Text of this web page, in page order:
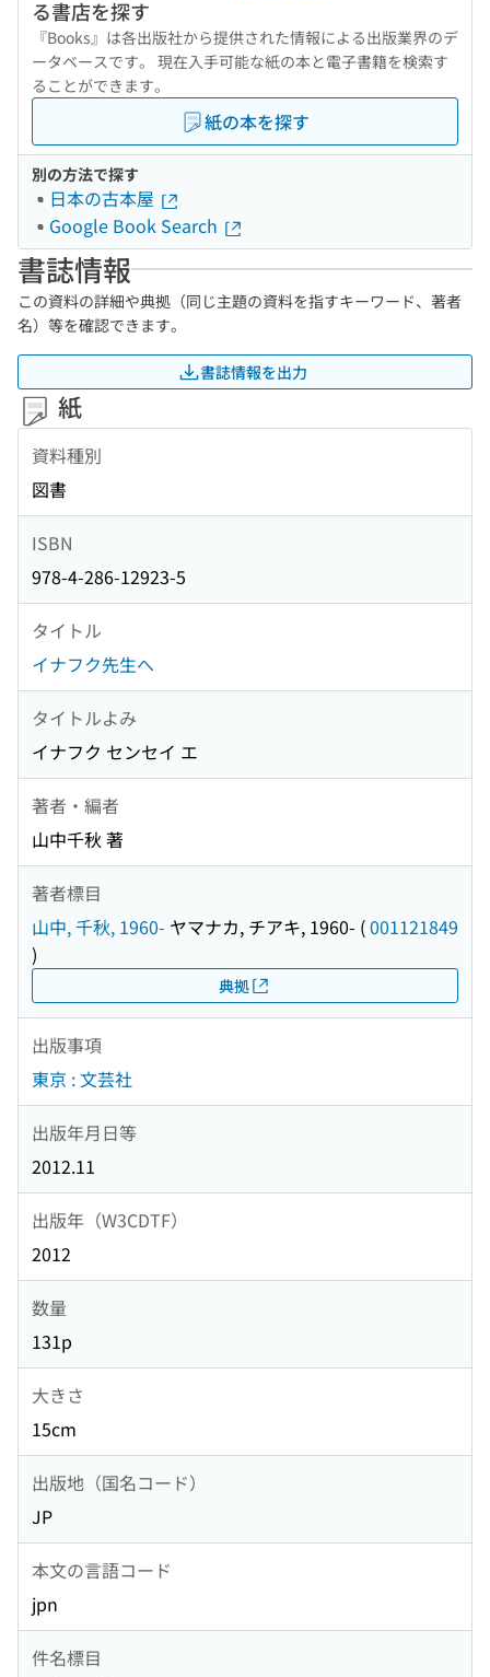
る書店を探す
『Books』は各出版社から提供された情報による出版業界のデ
ータベースです。 現在入手可能な紙の本と電子書籍を検索す
ることができます。
紙の本を探す
別の方法で探す
日本の古本屋
Google Book Search
書誌情報
この資料の詳細や典拠（同じ主題の資料を指すキーワード、著者
名）等を確認できます。
書誌情報を出力
紙
資料種別
図書
ISBN
978-4-286-12923-5
タイトル
イナフク先生へ
タイトルよみ
イナフク センセイ エ
著者・編者
山中千秋 著
著者標目
山中, 千秋, 1960- ヤマナカ, チアキ, 1960- (001121849
)
典拠
出版事項
東京 : 文芸社
出版年月日等
2012.11
出版年（W3CDTF）
2012
数量
131p
大きさ
15cm
出版地（国名コード）
JP
本文の言語コード
jpn
件名標目